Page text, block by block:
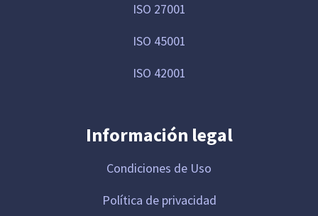
ISO 27001
ISO 45001
ISO 42001
Información legal
Condiciones de Uso
Política de privacidad